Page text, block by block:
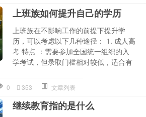
上班族如何提升自己的学历
上班族在不影响工作的前提下提升学
历，可以考虑以下几种途径： 1. 成人高
考 特点 ：需要参加全国统一组织的入
学考试，但录取门槛相对较低，适合有
0 353 文章列表
继续教育指的是什么